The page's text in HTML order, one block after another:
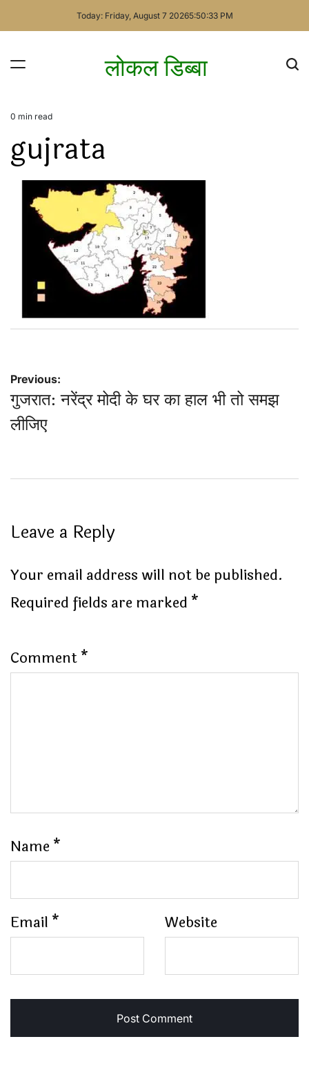
Today: Friday, August 7 20265:50:33 PM
लोकल डिब्बा
Estimated
time
0 min read
gujrata
Post
navigation
Previous:
गुजरात: नरेंद्र मोदी के घर का हाल भी तो समझ
लीजिए
Leave a Reply
Your email address will not be published.
Required fields are marked *
Comment*
Name *
Email * Website